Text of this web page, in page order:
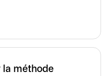
la méthode